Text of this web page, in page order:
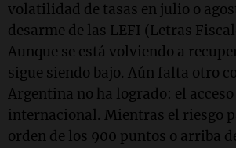
volatilidad de tasas en julio o
desarme de las LEFI (Letras
Aunque se está volviendo a
sigue siendo bajo. Aún falta otro
Argentina no ha logrado: el
internacional. Mientras el riesgo
orden de los 900 puntos o arriba